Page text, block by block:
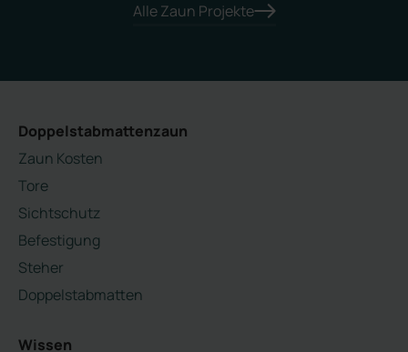
Alle Zaun Projekte
Doppelstabmattenzaun
Zaun Kosten
Tore
Sichtschutz
Befestigung
Steher
Doppelstabmatten
Wissen